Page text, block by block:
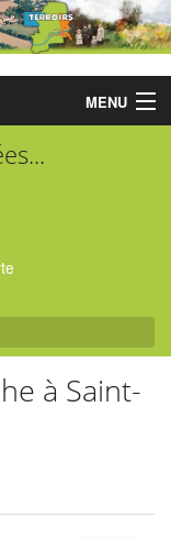
MENU
à Saint-